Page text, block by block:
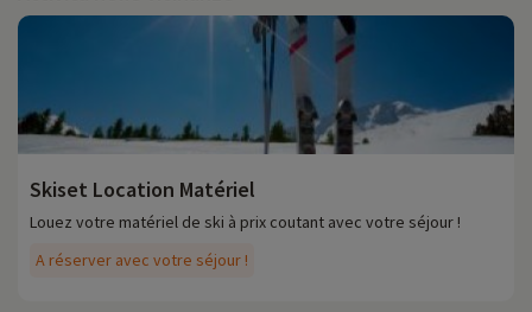
Skiset Location Matériel
A réserver avec votre séjour !
Louez votre matériel de ski à prix coutant avec votre séjour !